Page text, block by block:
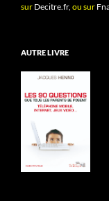
sur Decitre.fr, ou sur
AUTRE LIVRE